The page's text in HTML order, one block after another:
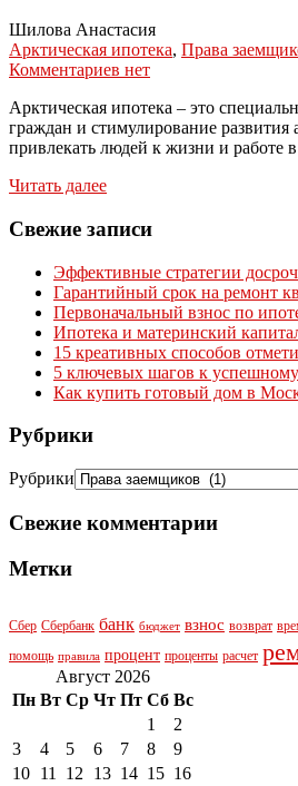
Шилова Анастасия
Арктическая ипотека, Права
Комментариев нет
Арктическая ипотека – это
граждан и стимулирование развития
привлекать людей к жизни и работе
Читать далее
Свежие записи
Эффективные стратегии
Гарантийный срок на ремонт
Первоначальный взнос по
Ипотека и материнский
15 креативных способов
5 ключевых шагов к
Как купить готовый дом в
Рубрики
Рубрики
Свежие комментарии
Метки
Сбер Сбербанк банк бюджет взнос возврат
помощь правила процент проценты расчет
Август 2026
Пн Вт Ср Чт Пт Сб Вс
1
2
3
4 5 6 7 8
9
10 11 12 13 14 15 16